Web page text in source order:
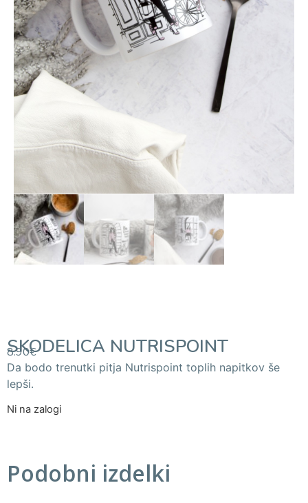
SKODELICA NUTRISPOINT
8.90€
Da bodo trenutki pitja Nutrispoint toplih napitkov še
lepši.
Ni na zalogi
Podobni izdelki